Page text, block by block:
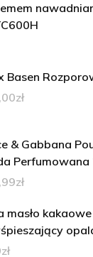
Basen
zł
& Gabbana
Perfumowana
zł
masło
zł